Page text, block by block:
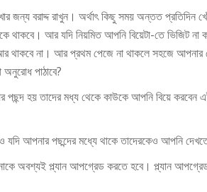
জন্য বরাদ্দ রাখুন। অর্থাৎ কিছু সময় অন্তত প্রতিদিন
থাকবে। আর যদি নিয়মিত আপনি বিয়েটা-তে ভিজিট না
থাকবে না। আর প্রথম পেজে না থাকলে সহজে
অনুরোধ পাঠাবে?
পছন্দ হয় তাদের মধ্য থেকে কাউকে আপনি বিয়ে করবেন
আপনার পছন্দের মধ্যে থাকে তাদেরকেও আপনি
অবশ্যই প্ল্যান আপগ্রেড করতে হবে। প্ল্যান